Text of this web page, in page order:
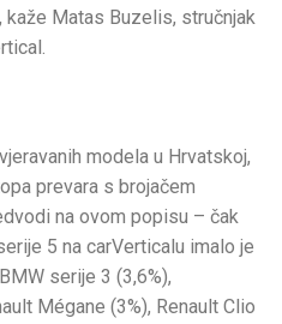
Matas Buzelis, stručnjak
modela u Hrvatskoj,
prevara s brojačem
na ovom popisu – čak
5 na carVerticalu imalo je
serije 3 (3,6%),
Mégane (3%), Renault Clio